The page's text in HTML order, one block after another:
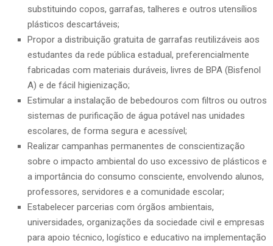
substituindo copos, garrafas, talheres e outros utensílios
plásticos descartáveis;
Propor a distribuição gratuita de garrafas reutilizáveis aos
estudantes da rede pública estadual, preferencialmente
fabricadas com materiais duráveis, livres de BPA (Bisfenol
A) e de fácil higienização;
Estimular a instalação de bebedouros com filtros ou outros
sistemas de purificação de água potável nas unidades
escolares, de forma segura e acessível;
Realizar campanhas permanentes de conscientização
sobre o impacto ambiental do uso excessivo de plásticos e
a importância do consumo consciente, envolvendo alunos,
professores, servidores e a comunidade escolar;
Estabelecer parcerias com órgãos ambientais,
universidades, organizações da sociedade civil e empresas
para apoio técnico, logístico e educativo na implementação